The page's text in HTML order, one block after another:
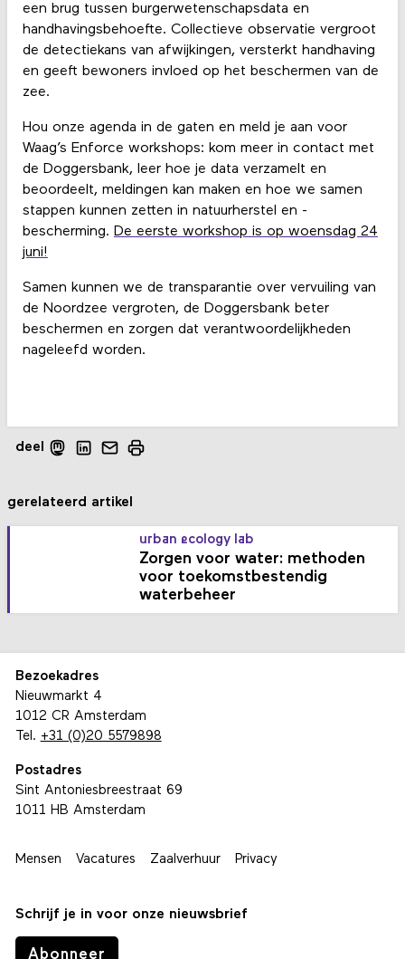
een brug tussen burgerwetenschapsdata en
handhavingsbehoefte. Collectieve observatie vergroot
de detectiekans van afwijkingen, versterkt handhaving
en geeft bewoners invloed op het beschermen van de
zee.
Hou onze agenda in de gaten en meld je aan voor
Waag’s Enforce workshops: kom meer in contact met
de Doggersbank, leer hoe je data verzamelt en
beoordeelt, meldingen kan maken en hoe we samen
stappen kunnen zetten in natuurherstel en -
bescherming. De eerste workshop is op woensdag 24
juni!
Samen kunnen we de transparantie over vervuiling van
de Noordzee vergroten, de Doggersbank beter
beschermen en zorgen dat verantwoordelijkheden
nageleefd worden.
deel
gerelateerd artikel
urban ecology lab
Zorgen voor water: methoden
voor toekomstbestendig
waterbeheer
Bezoekadres
Nieuwmarkt 4
1012 CR Amsterdam
Tel. +31 (0)20 5579898
Postadres
Sint Antoniesbreestraat 69
1011 HB Amsterdam
Mensen Vacatures Zaalverhuur Privacy
Schrijf je in voor onze nieuwsbrief
Abonneer